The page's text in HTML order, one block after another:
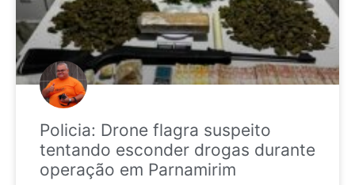
Policia: Drone flagra suspeito
tentando esconder drogas durante
operação em Parnamirim